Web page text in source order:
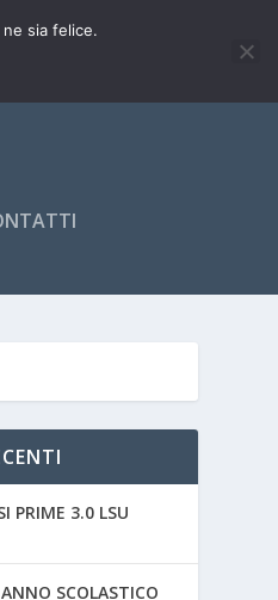
PRIME 3.0 LSU
SCOLASTICO
sia felice.